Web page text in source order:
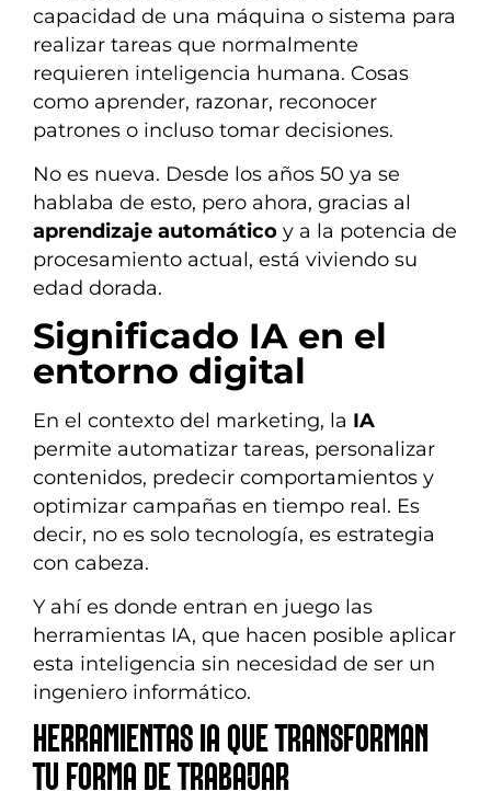
capacidad de una máquina o sistema para
realizar tareas que normalmente
requieren inteligencia humana. Cosas
como aprender, razonar, reconocer
patrones o incluso tomar decisiones.
No es nueva. Desde los años 50 ya se
hablaba de esto, pero ahora, gracias al
aprendizaje automático y a la potencia de
procesamiento actual, está viviendo su
edad dorada.
Significado IA en el
entorno digital
En el contexto del marketing, la IA
permite automatizar tareas, personalizar
contenidos, predecir comportamientos y
optimizar campañas en tiempo real. Es
decir, no es solo tecnología, es estrategia
con cabeza.
Y ahí es donde entran en juego las
herramientas IA, que hacen posible aplicar
esta inteligencia sin necesidad de ser un
ingeniero informático.
HERRAMIENTAS IA QUE TRANSFORMAN
TU FORMA DE TRABAJAR